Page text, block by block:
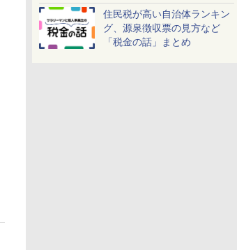
しよう！
住民税が高い自治体ランキン
グ、源泉徴収票の見方など
「税金の話」まとめ